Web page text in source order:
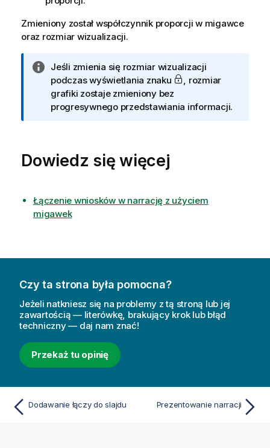
Zmieniony został współczynnik proporcji w migawce
oraz rozmiar wizualizacji.
I
n
f
o
c
Jeśli zmienia się rozmiar wizualizacji
podczas wyświetlania znaku
, rozmiar
grafiki zostaje zmieniony bez
progresywnego przedstawiania informacji.
Dowiedz się więcej
Łączenie wniosków w narrację z użyciem
migawek
Czy ta strona była pomocna?
Jeżeli natkniesz się na problemy z tą stroną lub jej
zawartością — literówkę, brakujący krok lub błąd
techniczny — daj nam znać!
Przekaż tu opinię
Dodawanie łączy do slajdu Prezentowanie narracji